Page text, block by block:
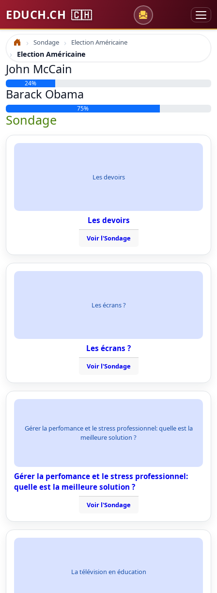
EDUCH.CH 🇨🇭
Accueil Sondage Election Américaine
Election Américaine
John McCain
24%
Barack Obama
75%
Sondage
Les devoirs
Les devoirs
Voir l'Sondage
Les écrans ?
Les écrans ?
Voir l'Sondage
Gérer la perfomance et le stress professionnel: quelle est la
meilleure solution ?
Gérer la perfomance et le stress professionnel:
quelle est la meilleure solution ?
Voir l'Sondage
La télévision en éducation